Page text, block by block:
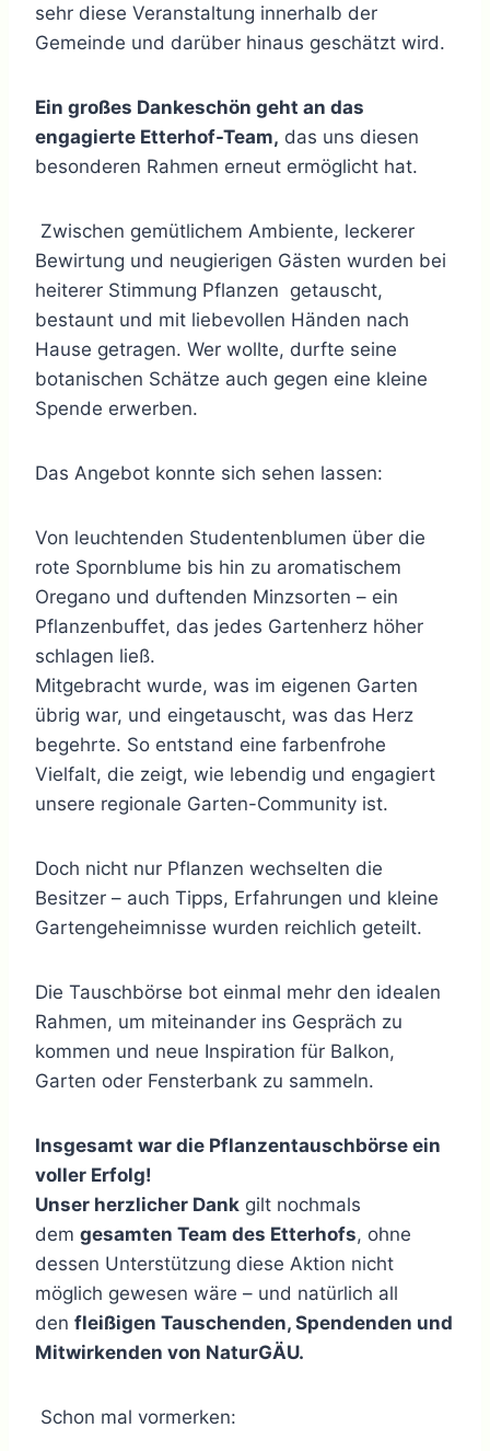
sehr diese Veranstaltung innerhalb der
Gemeinde und darüber hinaus geschätzt wird.
Ein großes Dankeschön geht an das
engagierte Etterhof-Team, das uns diesen
besonderen Rahmen erneut ermöglicht hat.
Zwischen gemütlichem Ambiente, leckerer
Bewirtung und neugierigen Gästen wurden bei
heiterer Stimmung Pflanzen getauscht,
bestaunt und mit liebevollen Händen nach
Hause getragen. Wer wollte, durfte seine
botanischen Schätze auch gegen eine kleine
Spende erwerben.
Das Angebot konnte sich sehen lassen:
Von leuchtenden Studentenblumen über die
rote Spornblume bis hin zu aromatischem
Oregano und duftenden Minzsorten – ein
Pflanzenbuffet, das jedes Gartenherz höher
schlagen ließ.
Mitgebracht wurde, was im eigenen Garten
übrig war, und eingetauscht, was das Herz
begehrte. So entstand eine farbenfrohe
Vielfalt, die zeigt, wie lebendig und engagiert
unsere regionale Garten-Community ist.
Doch nicht nur Pflanzen wechselten die
Besitzer – auch Tipps, Erfahrungen und kleine
Gartengeheimnisse wurden reichlich geteilt.
Die Tauschbörse bot einmal mehr den idealen
Rahmen, um miteinander ins Gespräch zu
kommen und neue Inspiration für Balkon,
Garten oder Fensterbank zu sammeln.
Insgesamt war die Pflanzentauschbörse ein
voller Erfolg!
Unser herzlicher Dank gilt nochmals
dem gesamten Team des Etterhofs, ohne
dessen Unterstützung diese Aktion nicht
möglich gewesen wäre – und natürlich all
den fleißigen Tauschenden, Spendenden und
Mitwirkenden von NaturGÄU.
Schon mal vormerken: